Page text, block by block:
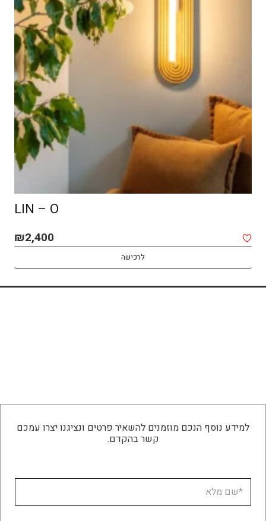
SPOT MACOCH – CEILING
₪1,850
לרכישה
למידע נוסף הנכם מוזמנים להשאיר פרטים ונציגנו יצרו עמכם
קשר בהקדם.